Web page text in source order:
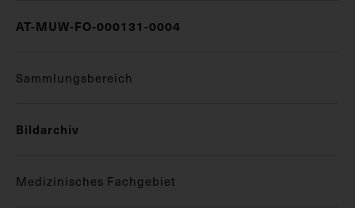
AT-MUW-FO-000131-0004
Sammlungsbereich
Bildarchiv
Medizinisches Fachgebiet